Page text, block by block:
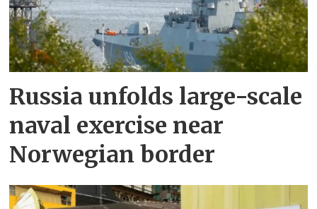
Russia unfolds large-scale
naval exercise near
Norwegian border